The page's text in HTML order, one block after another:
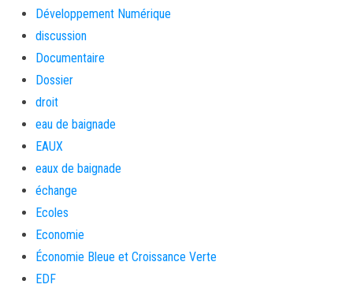
Développement Numérique
discussion
Documentaire
Dossier
droit
eau de baignade
EAUX
eaux de baignade
échange
Ecoles
Economie
Économie Bleue et Croissance Verte
EDF